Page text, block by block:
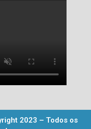
2023 – Todos os